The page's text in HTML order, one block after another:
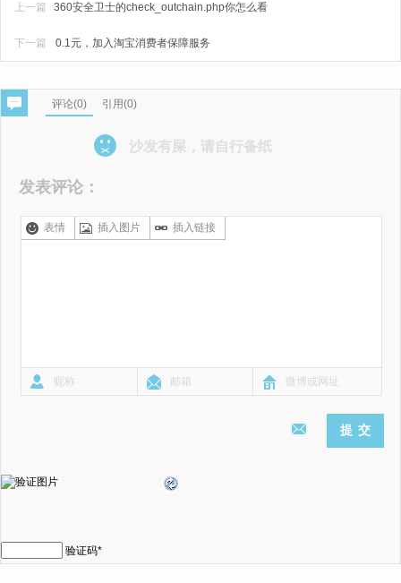
上一篇 360安全卫士的check_outchain.php你怎么看
0.1元，加入淘宝消费者保障服务
下一篇
评论(0) 引用(0)
沙发有屎，请自行备纸
发表评论：
表情 插入图片 插入链接
验证码*